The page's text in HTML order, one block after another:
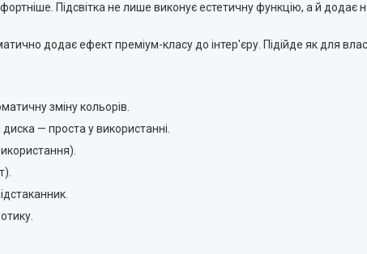
Підсвітка не лише виконує естетичну функцію, а й додає
додає ефект преміум-класу до інтер'єру. Підійде як для
зміну кольорів.
— проста у використанні.